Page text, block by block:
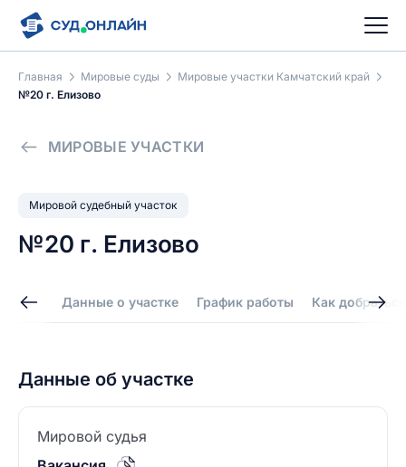
Главная Мировые суды
Мировые участки Камчатский край
№20 г. Елизово
МИРОВЫЕ УЧАСТКИ
Мировой судебный участок
№20 г. Елизово
Данные о участке График работы Как добраться
Данные об участке
Мировой судья